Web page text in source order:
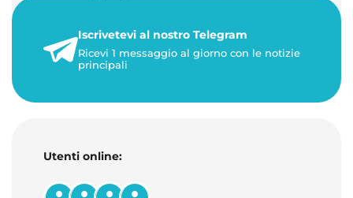
23 maggio 2026
1 minuto di lettura
Iscrivetevi al nostro Telegram
Ricevi 1 messaggio al giorno con le notizie
principali
Utenti online: